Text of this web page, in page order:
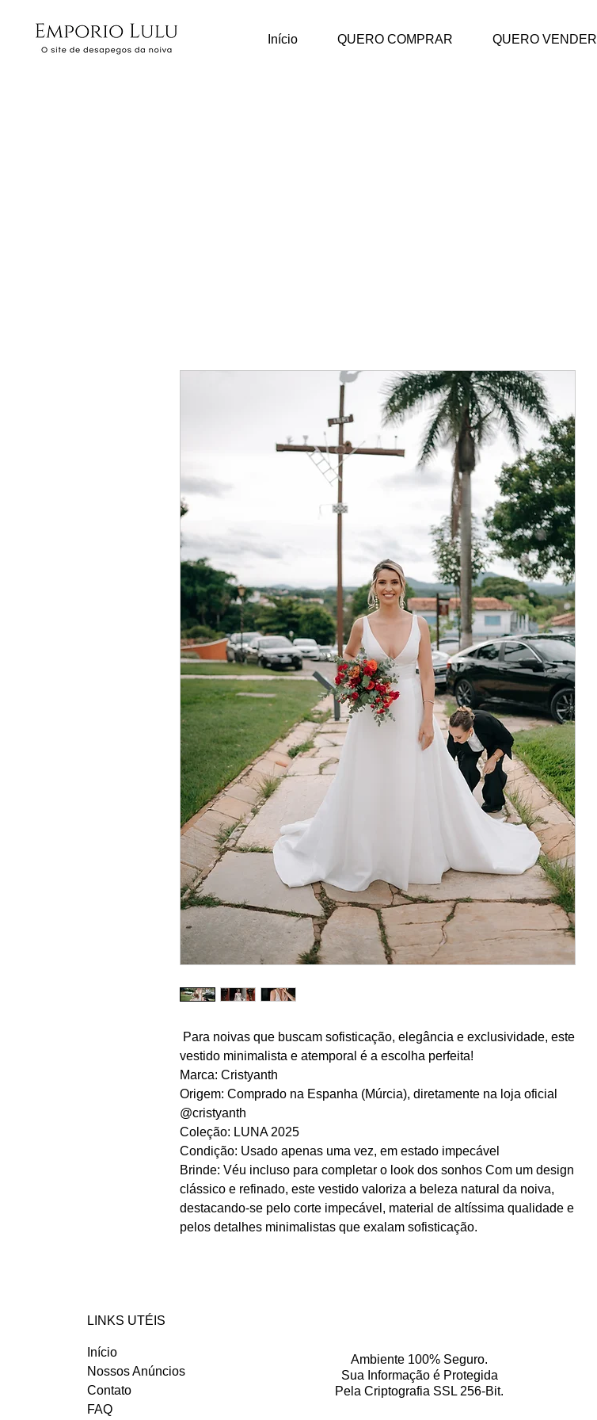
Início QUERO COMPRAR QUERO VENDER
Para noivas que buscam sofisticação, elegância e exclusividade, este
vestido minimalista e atemporal é a escolha perfeita!
Marca: Cristyanth
Origem: Comprado na Espanha (Múrcia), diretamente na loja oficial
@cristyanth
Coleção: LUNA 2025
Condição: Usado apenas uma vez, em estado impecável
Brinde: Véu incluso para completar o look dos sonhos Com um design
clássico e refinado, este vestido valoriza a beleza natural da noiva,
destacando-se pelo corte impecável, material de altíssima qualidade e
pelos detalhes minimalistas que exalam sofisticação.
LINKS UTÉIS
Início
Nossos Anúncios
Contato
FAQ
Ambiente 100% Seguro.
Sua Informação é Protegida
Pela Criptografia SSL 256-Bit.